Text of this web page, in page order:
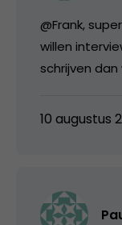
@Frank,
willen
schrijven
10 augustus